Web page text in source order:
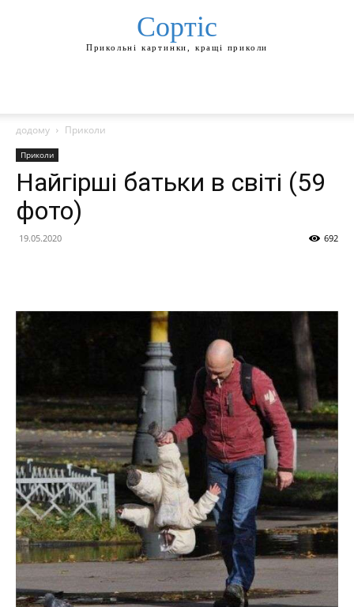
Сортіс
Прикольні картинки, кращі приколи
додому Приколи
Приколи
Найгірші батьки в світі (59
фото)
19.05.2020 692